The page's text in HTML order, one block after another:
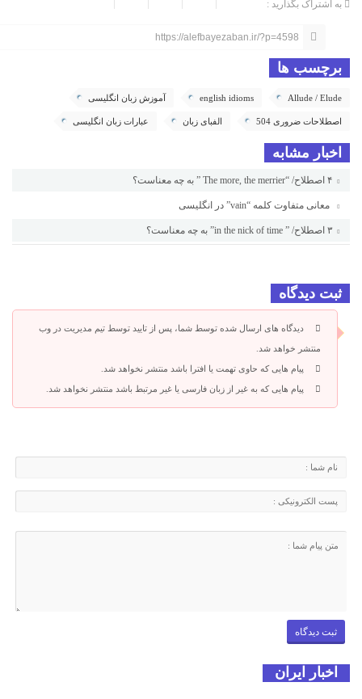
به اشتراک بگذارید :
https://alefbayezaban.ir/?p=4598
برچسب ها
Allude / Elude
english idioms آموزش زبان انگلیسی
اصطلاحات ضروری 504 الفبای زبان عبارات زبان انگلیسی
اخبار مشابه
معانی متفاوت کلمه “vain” در انگلیسی
ثبت دیدگاه
دیدگاه های ارسال شده توسط شما، پس از تایید توسط تیم مدیریت در وب
منتشر خواهد شد.
پیام هایی که حاوی تهمت یا افترا باشد منتشر نخواهد شد.
پیام هایی که به غیر از زبان فارسی یا غیر مرتبط باشد منتشر نخواهد شد.
اخبار ایران